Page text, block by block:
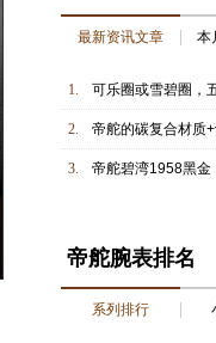
最新资讯文章 本
1. 可乐圈或雪碧圈，五
2. 帝舵的碳复合材质
3. 帝舵碧湾1958黑金
帝舵腕表排名
系列排行